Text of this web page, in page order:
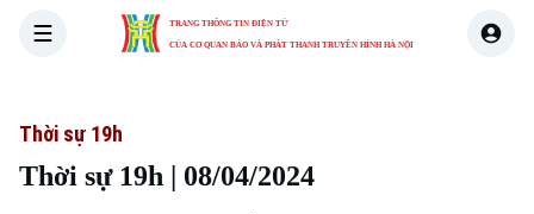
TRANG THÔNG TIN ĐIỆN TỬ
CỦA CƠ QUAN BÁO VÀ PHÁT THANH TRUYỀN HÌNH HÀ NỘI
Thời sự 19h
Thời sự 19h | 08/04/2024